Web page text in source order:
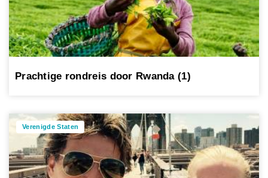
Prachtige rondreis door Rwanda (1)
Verenigde Staten